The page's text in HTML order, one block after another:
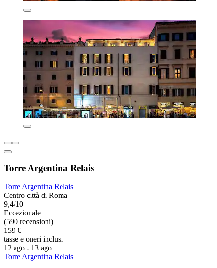
Torre Argentina Relais
Torre Argentina Relais
Centro città di Roma
9,4/10
Eccezionale
(590 recensioni)
159 €
tasse e oneri inclusi
12 ago - 13 ago
Torre Argentina Relais